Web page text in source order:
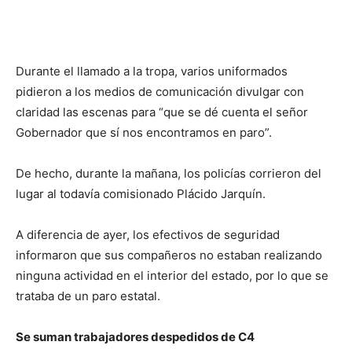
Durante el llamado a la tropa, varios uniformados
pidieron a los medios de comunicación divulgar con
claridad las escenas para “que se dé cuenta el señor
Gobernador que sí nos encontramos en paro”.
De hecho, durante la mañana, los policías corrieron del
lugar al todavía comisionado Plácido Jarquín.
A diferencia de ayer, los efectivos de seguridad
informaron que sus compañeros no estaban realizando
ninguna actividad en el interior del estado, por lo que se
trataba de un paro estatal.
Se suman trabajadores despedidos de C4